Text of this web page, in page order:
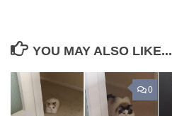
YOU MAY ALSO LIKE...
0